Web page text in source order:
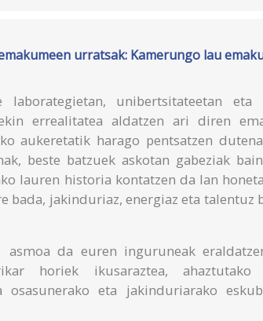
urratsak: Kamerungo lau
laborategietan, unibertsitateetan eta
errealitatea aldatzen ari diren
aukeretatik harago pentsatzen
beste batzuek askotan gabeziak
lauren historia kontatzen da lan
bada, jakinduriaz, energiaz eta talentuz
da euren inguruneak
horiek ikusaraztea, ahaztutako
osasunerako eta jakinduriarako